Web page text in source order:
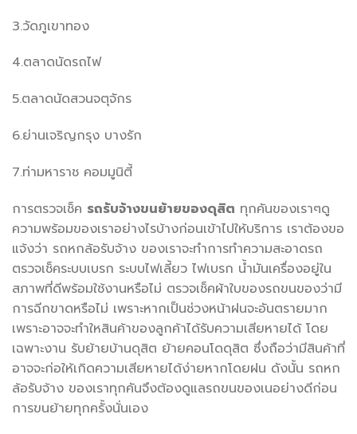
3.วัดภูเขาทอง
4.ตลาดนัดรถไฟ
5.ตลาดนัดสวนจตุจักร
6.ย่านเจริญกรุง บางรัก
7.ท่ามหาราช คอมมูนิตี้
การตรวจเช็ค รถรับจ้างขนย้ายของดุสิต ทุกคันของเราๆดู
ความพร้อมของเราอย่างไรบ้างก่อนเข้าไปให้บริการ เราต้องขอ
แจ้งว่า รถหกล้อรับจ้าง ของเราจะทำการทำความสะอาดรถ
ตรวจเช็คระบบเบรก ระบบไฟเลี้ยว ไฟเบรก น้ำมันเครื่องอยู่ใน
สภาพที่ดีพร้อมใช้งานหรือไม่ ตรวจเช็คผ้าใบของรถขนของว่ามี
การฉีกขาดหรือไม่ เพราะหากเป็นช่วงหน้าฝนจะอันตรายมาก
เพราะอาจจะทำใหสินค้าของลูกค้าได้รับความเสียหายได้ โดย
เฉพาะงาน รับย้ายบ้านดุสิต ย้ายคอนโดดุสิต ซึ่งถือว่ามีสินค้าที่
อาจจะก่อให้เกิดความเสียหายได้ง่ายหากโดยฝน ดังนั้น รถหก
ล้อรับจ้าง ของเราทุกคันจึงต้องดูแลรถขนของเนอย่างดีก่อน
การขนย้ายทุกครั้งนั่นเอง